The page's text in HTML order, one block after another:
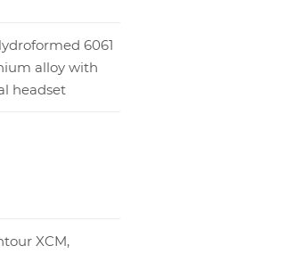
6061
alloy with
headset
XCM,